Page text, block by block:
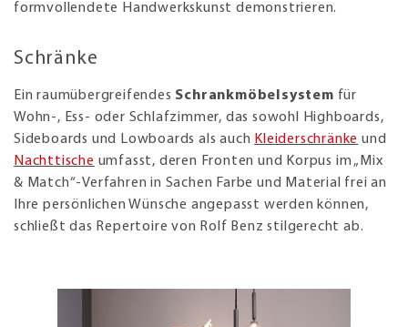
formvollendete Handwerkskunst demonstrieren.
Schränke
Ein raumübergreifendes Schrankmöbelsystem für
Wohn-, Ess- oder Schlafzimmer, das sowohl Highboards,
Sideboards und Lowboards als auch Kleiderschränke und
Nachttische umfasst, deren Fronten und Korpus im „Mix
& Match“-Verfahren in Sachen Farbe und Material frei an
Ihre persönlichen Wünsche angepasst werden können,
schließt das Repertoire von Rolf Benz stilgerecht ab.